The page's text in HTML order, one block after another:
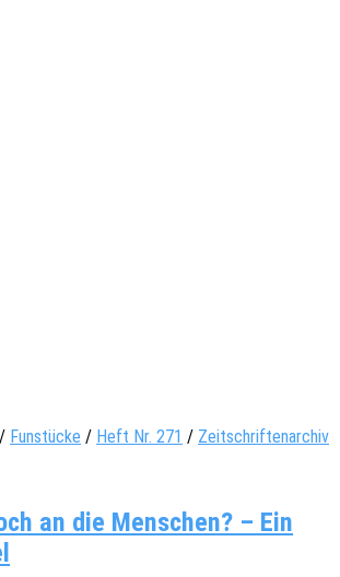
/ Funstücke / Heft Nr. 271 / Zeitschriftenarchiv
an die Menschen? – Ein